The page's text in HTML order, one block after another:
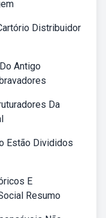
Distribuidor
Antigo
Da
Estão Divididos
E
Resumo